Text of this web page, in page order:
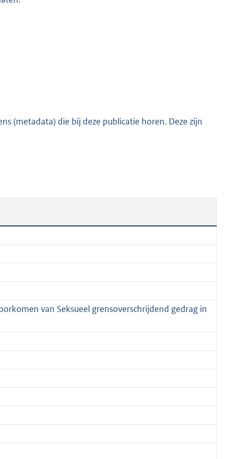
(metadata) die bij deze publicatie horen. Deze zijn
van Seksueel grensoverschrijdend gedrag in